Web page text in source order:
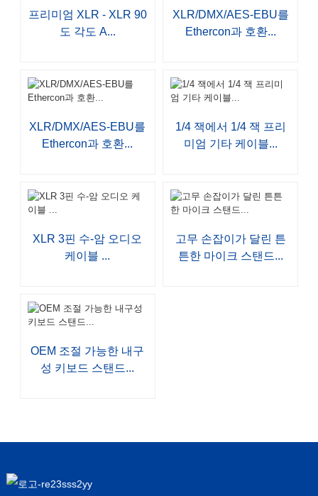
프리미엄 XLR - XLR 90
도 각도 A...
XLR/DMX/AES-EBU를
Ethercon과 호환...
XLR/DMX/AES-EBU를
Ethercon과 호환...
1/4 잭에서 1/4 잭 프리
미엄 기타 케이블...
XLR 3핀 수-암 오디오
케이블 ...
고무 손잡이가 달린 튼
튼한 마이크 스탠드...
OEM 조절 가능한 내구
성 키보드 스탠드...